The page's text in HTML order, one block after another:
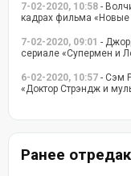
7-02-2020, 10:58 -
кадрах фильма «Новые
7-02-2020, 09:01 -
сериале «Супермен и
6-02-2020, 10:57 - Сэм
«Доктор Стрэндж и
Ранее